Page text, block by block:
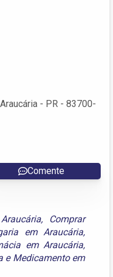
- PR - 83700-
Comente
, Comprar
em Araucária,
em Araucária,
e Medicamento em